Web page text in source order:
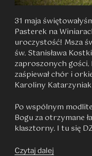
31 maja
Pasterek na
uroczystość! Msza
św. Stanisława
zaproszonych gości.
zaśpiewał chór i
Karoliny
Po wspólnym
Bogu za otrzymane
klasztorny. I tu się
Czytaj dalej